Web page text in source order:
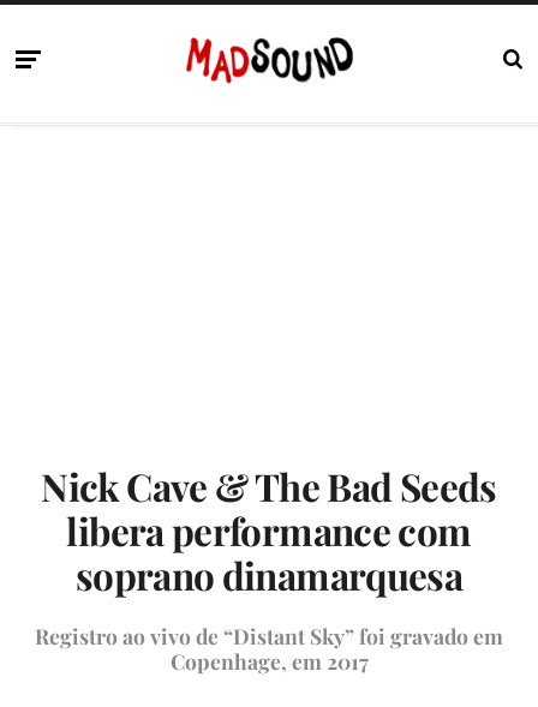
Nick Cave & The Bad Seeds
libera performance com
soprano dinamarquesa
Registro ao vivo de “Distant Sky” foi gravado em
Copenhage, em 2017